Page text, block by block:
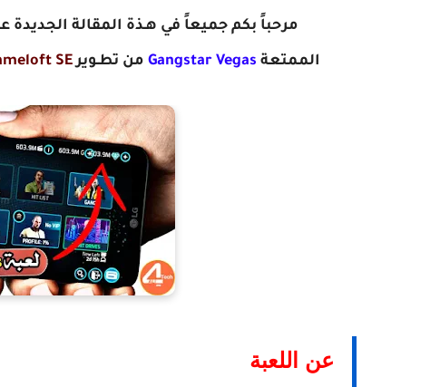
مرحباً بكم جميعاً في هـذة المقالة
الممتعة Gangstar Vegas من تطـويرSE
عن اللعبة